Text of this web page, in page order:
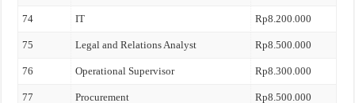
74 IT Rp8.200.000
75 Legal and Relations Analyst Rp8.500.000
76 Operational Supervisor Rp8.300.000
77 Procurement Rp8.500.000